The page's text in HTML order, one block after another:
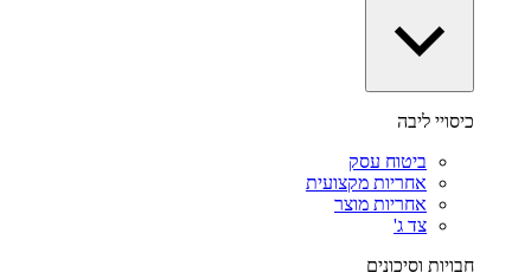
כיסויי ליבה
ביטוח עסק
אחריות מקצועית
אחריות מוצר
צד ג'
חבויות וסיכונים